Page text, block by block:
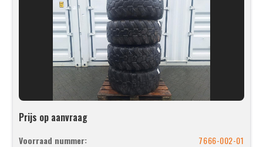
Prijs op aanvraag
Voorraad nummer:
7666-002-01